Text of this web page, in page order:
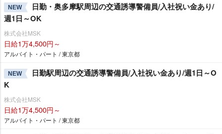
NEW
日勤・奥多摩駅周辺の交通誘導警備員/入社祝い金あり/
週1日～OK
株式会社MSK
日給1万4,500円～
アルバイト・パート / 東京都
NEW
日勤駅周辺の交通誘導警備員/入社祝い金あり/週1日～O
K
株式会社MSK
日給1万4,500円～
アルバイト・パート / 東京都